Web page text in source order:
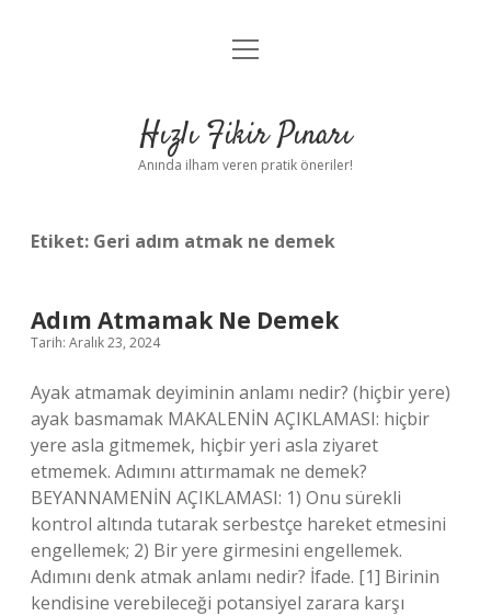
Anasayfa
Yasal Uyarı
menüyü
Hızlı Fikir Pınarı
Anında ilham veren pratik öneriler!
Etiket: Geri adım atmak ne demek
Adım Atmamak Ne Demek
Tarih: Aralık 23, 2024
Ayak atmamak deyiminin anlamı nedir? (hiçbir yere)
ayak basmamak MAKALENİN AÇIKLAMASI: hiçbir
yere asla gitmemek, hiçbir yeri asla ziyaret
etmemek. Adımını attırmamak ne demek?
BEYANNAMENİN AÇIKLAMASI: 1) Onu sürekli
kontrol altında tutarak serbestçe hareket etmesini
engellemek; 2) Bir yere girmesini engellemek.
Adımını denk atmak anlamı nedir? İfade. [1] Birinin
kendisine verebileceği potansiyel zarara karşı